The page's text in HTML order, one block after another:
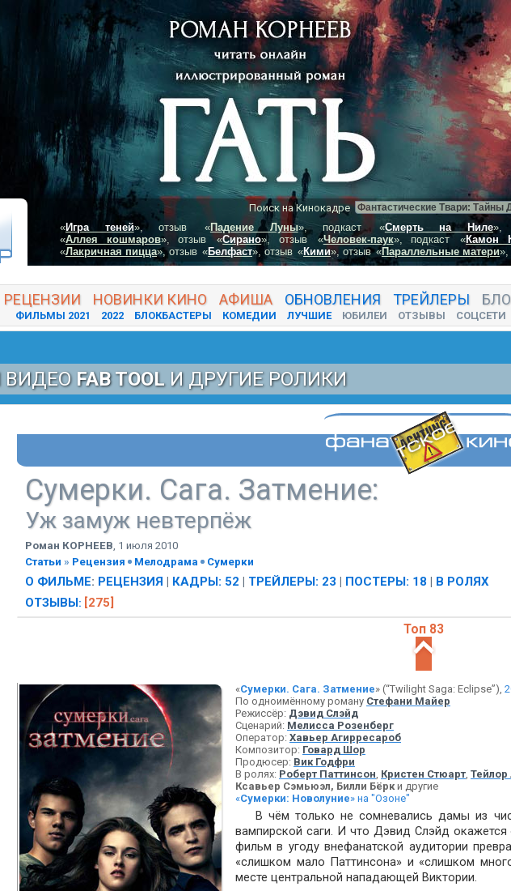
Поиск на Кинокадре
«Игра теней», отзыв «Падение Луны», подкаст «Смерть на Ниле»,
«Аллея кошмаров», отзыв «Сирано», отзыв «Человек-паук», подкаст «Камон
«Лакричная пицца», отзыв «Белфаст», отзыв «Кими», отзыв «Параллельные матери»,
РЕЦЕНЗИИ НОВИНКИ КИНО АФИША ОБНОВЛЕНИЯ ТРЕЙЛЕРЫ
ФИЛЬМЫ 2021 2022 БЛОКБАСТЕРЫ КОМЕДИИ ЛУЧШИЕ ЮБИЛЕИ ОТЗЫВЫ СОЦСЕТИ
ВИДЕО FAB TOOL И ДРУГИЕ РОЛИКИ
Сумерки. Сага. Затмение:
Уж замуж невтерпёж
Роман КОРНЕЕВ, 1 июля 2010
Статьи » Рецензия Мелодрама Сумерки
О ФИЛЬМЕ: РЕЦЕНЗИЯ | КАДРЫ: 52 | ТРЕЙЛЕРЫ: 23 | ПОСТЕРЫ: 18 | В РОЛЯХ
ОТЗЫВЫ: [275]
Топ 83
«Сумерки. Сага. Затмение» (“Twilight Saga: Eclipse”),
По одноимённому роману Стефани Майер
Режиссёр: Дэвид Слэйд
Сценарий: Мелисса Розенберг
Оператор: Хавьер Агирресароб
Композитор: Говард Шор
Продюсер: Вик Годфри
В ролях: Роберт Паттинсон, Кристен Стюарт, Тейлор
Ксавьер Сэмьюэл, Билли Бёрки другие
«Сумерки: Новолуние» на "Озоне"
В чём только не сомневались дамы из
вампирской саги. И что Дэвид Слэйд
фильм в угоду внефанатской аудитории
«слишком мало Паттинсона» и «слишком
месте центральной нападающей Виктории.